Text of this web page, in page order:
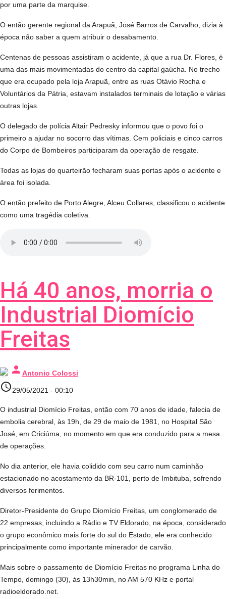
por uma parte da marquise.
O então gerente regional da Arapuã, José Barros de Carvalho, dizia à
época não saber a quem atribuir o desabamento.
Centenas de pessoas assistiram o acidente, já que a rua Dr. Flores, é
uma das mais movimentadas do centro da capital gaúcha. No trecho
que era ocupado pela loja Arapuã, entre as ruas Otávio Rocha e
Voluntários da Pátria, estavam instalados terminais de lotação e várias
outras lojas.
O delegado de polícia Altair Pedresky informou que o povo foi o
primeiro a ajudar no socorro das vítimas. Cem policiais e cinco carros
do Corpo de Bombeiros participaram da operação de resgate.
Todas as lojas do quarteirão fecharam suas portas após o acidente e
área foi isolada.
O então prefeito de Porto Alegre, Alceu Collares, classificou o acidente
como uma tragédia coletiva.
Há 40 anos, morria o
Industrial Diomício
Freitas
person Antonio Colossi
access_time29/05/2021 - 00:10
O industrial Diomício Freitas, então com 70 anos de idade, falecia de
embolia cerebral, às 19h, de 29 de maio de 1981, no Hospital São
José, em Criciúma, no momento em que era conduzido para a mesa
de operações.
No dia anterior, ele havia colidido com seu carro num caminhão
estacionado no acostamento da BR-101, perto de Imbituba, sofrendo
diversos ferimentos.
Diretor-Presidente do Grupo Diomício Freitas, um conglomerado de
22 empresas, incluindo a Rádio e TV Eldorado, na época, considerado
o grupo econômico mais forte do sul do Estado, ele era conhecido
principalmente como importante minerador de carvão.
Mais sobre o passamento de Diomício Freitas no programa Linha do
Tempo, domingo (30), às 13h30min, no AM 570 KHz e portal
radioeldorado.net.